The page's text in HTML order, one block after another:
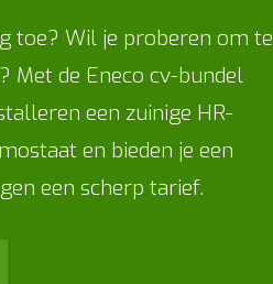
toe? Wil je proberen om te
Met de Eneco cv-bundel
een zuinige HR-
en bieden je een
een scherp tarief.